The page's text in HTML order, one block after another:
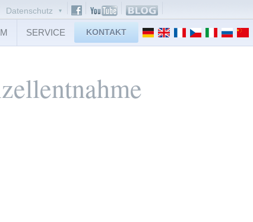
SERVICE KONTAKT
Datenschutz